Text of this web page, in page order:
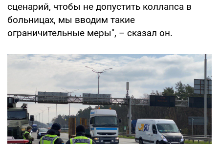
сценарий, чтобы не допустить коллапса в
больницах, мы вводим такие
ограничительные меры", – сказал он.